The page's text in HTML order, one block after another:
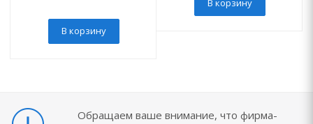
В корзину
В корзину
Обращаем ваше внимание, что фирма-